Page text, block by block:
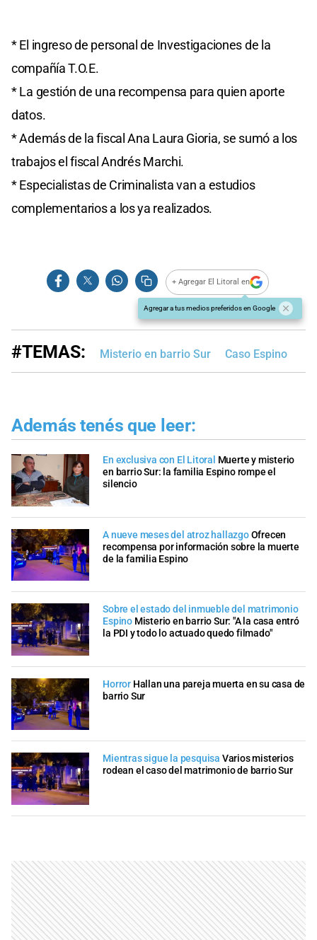
* El ingreso de personal de Investigaciones de la
compañía T.O.E.
* La gestión de una recompensa para quien aporte
datos.
* Además de la fiscal Ana Laura Gioria, se sumó a los
trabajos el fiscal Andrés Marchi.
* Especialistas de Criminalista van a estudios
complementarios a los ya realizados.
+ Agregar El Litoral en
Agregar a tus medios preferidos en Google
#TEMAS: Misterio en barrio Sur Caso Espino
Además tenés que leer:
En exclusiva con El Litoral Muerte y misterio
en barrio Sur: la familia Espino rompe el
silencio
A nueve meses del atroz hallazgoOfrecen
recompensa por información sobre la muerte
de la familia Espino
Sobre el estado del inmueble del matrimonio
Espino Misterio en barrio Sur: "A la casa entró
la PDI y todo lo actuado quedo filmado"
Horror Hallan una pareja muerta en su casa de
barrio Sur
Mientras sigue la pesquisa Varios misterios
rodean el caso del matrimonio de barrio Sur